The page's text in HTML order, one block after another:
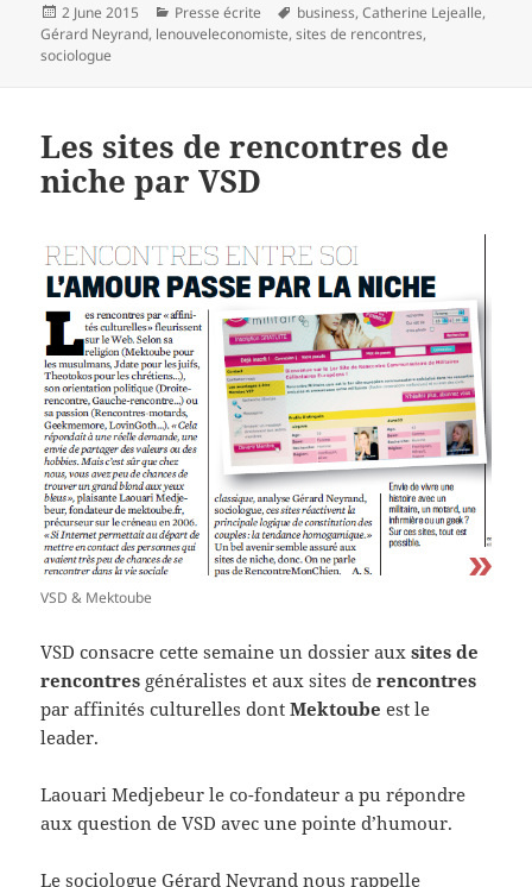
Posted
on
2 June 2015 Categories
Presse écrite Tags
business,Catherine Lejealle,
Gérard Neyrand, lenouveleconomiste,sites de rencontres,
sociologue
Les sites de rencontres de
niche par VSD
VSD & Mektoube
VSD consacre cette semaine un dossier auxsites de
rencontres généralistes et aux sites derencontres
par affinités culturelles dontMektoube est le
leader.
Laouari Medjebeur le co-fondateur a pu répondre
aux question de VSD avec une pointe d’humour.
Le sociologue Gérard Neyrand nous rappelle